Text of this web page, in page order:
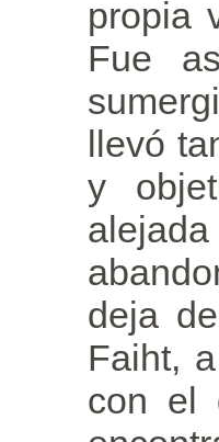
propia
Fue
llevó
y
deja
Faiht,
con el